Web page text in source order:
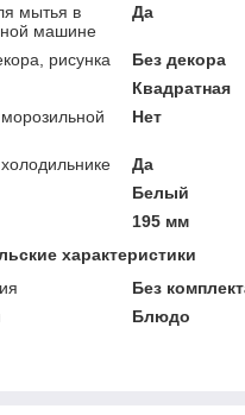
мытья в
машине
Да
рисунка
Без декора
Квадратная
Нет
Да
Белый
195 мм
характеристики
Без
Блюдо